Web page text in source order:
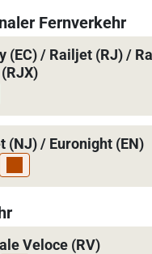
Fernverkehr
(EC) / Railjet (RJ) /
(NJ) / Euronight (EN)
Veloce (RV)